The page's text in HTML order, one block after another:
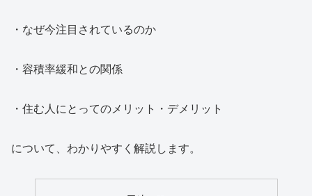
・なぜ今注目されているのか
・容積率緩和との関係
・住む人にとってのメリット・デメリット
について、わかりやすく解説します。